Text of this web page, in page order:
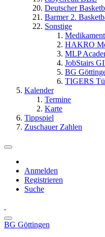
Deutscher
Barmer 2.
Sonstige
HAKRO
MLP
JobStairs
BG
TIGERS
Kalender
Termine
Karte
Tippspiel
Zuschauer Zahlen
Anmelden
Registrieren
Suche
BG Göttingen